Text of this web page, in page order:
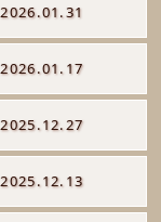
2026.01.31
2026.01.17
2025.12.27
2025.12.13